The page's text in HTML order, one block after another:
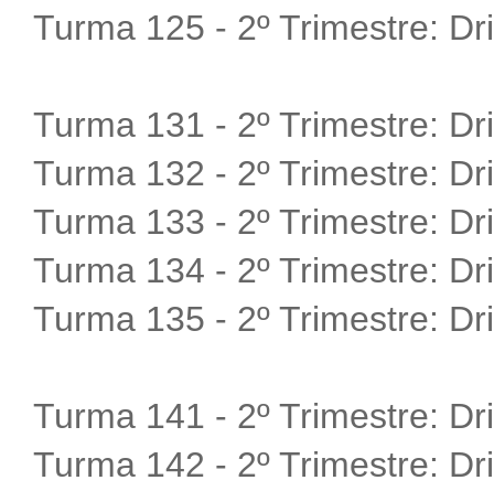
Turma 125 - 2º Trimestre:
Turma 131 - 2º Trimestre:
Turma 132 - 2º Trimestre:
Turma 133 - 2º Trimestre:
Turma 134 - 2º Trimestre:
Turma 135 - 2º Trimestre:
Turma 141 - 2º Trimestre:
Turma 142 - 2º Trimestre: